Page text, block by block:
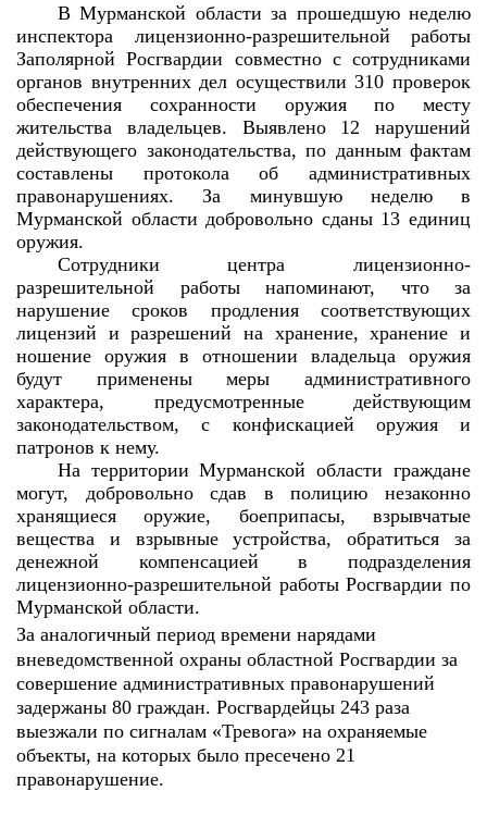
В Мурманской области за прошедшую неделю
инспектора лицензионно-разрешительной работы
Заполярной Росгвардии совместно с сотрудниками
органов внутренних дел осуществили 310 проверок
обеспечения сохранности оружия по месту
жительства владельцев. Выявлено 12 нарушений
действующего законодательства, по данным фактам
составлены протокола об административных
правонарушениях. За минувшую неделю в
Мурманской области добровольно сданы 13 единиц
оружия.
Сотрудники центра лицензионно-
разрешительной работы напоминают, что за
нарушение сроков продления соответствующих
лицензий и разрешений на хранение, хранение и
ношение оружия в отношении владельца оружия
будут применены меры административного
характера, предусмотренные действующим
законодательством, с конфискацией оружия и
патронов к нему.
На территории Мурманской области граждане
могут, добровольно сдав в полицию незаконно
хранящиеся оружие, боеприпасы, взрывчатые
вещества и взрывные устройства, обратиться за
денежной компенсацией в подразделения
лицензионно-разрешительной работы Росгвардии по
Мурманской области.
За аналогичный период времени нарядами
вневедомственной охраны областной Росгвардии за
совершение административных правонарушений
задержаны 80 граждан. Росгвардейцы 243 раза
выезжали по сигналам «Тревога» на охраняемые
объекты, на которых было пресечено 21
правонарушение.